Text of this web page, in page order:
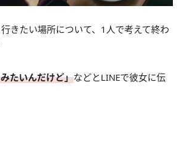
きたい場所について、1人で考えて終わ
たいんだけど」などとLINEで彼女に伝